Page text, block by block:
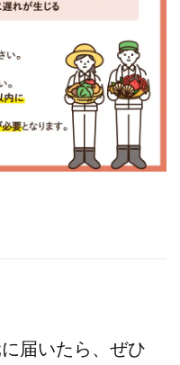
届いたら、ぜひ